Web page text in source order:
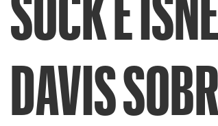
SOCK E
DAVIS